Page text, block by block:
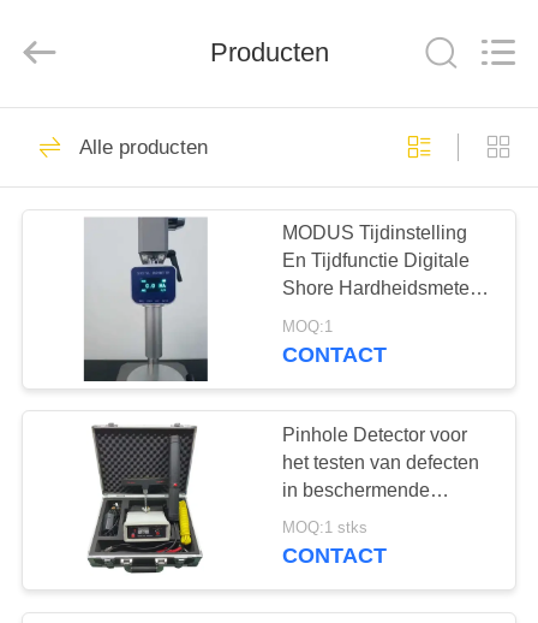
HUIS
PRODUCTEN
ONGEVEER
FABRIEKSREIS
KWALITEITSCONTROLE
CONTACTEER
ONS
CORPORATION.
Ultrasone Fout
Detector
Ultrasoon
diktemeter
64
Producten
Alle producten
MODUS Tijdinstelling
En Tijdfunctie Digitale
Shore Hardheidsmeter
Durometer
MOQ:1
CONTACT
Pinhole Detector voor
het testen van defecten
in beschermende
coatings van olie- en
gaspijpleidingen,
MOQ:1 stks
CONTACT